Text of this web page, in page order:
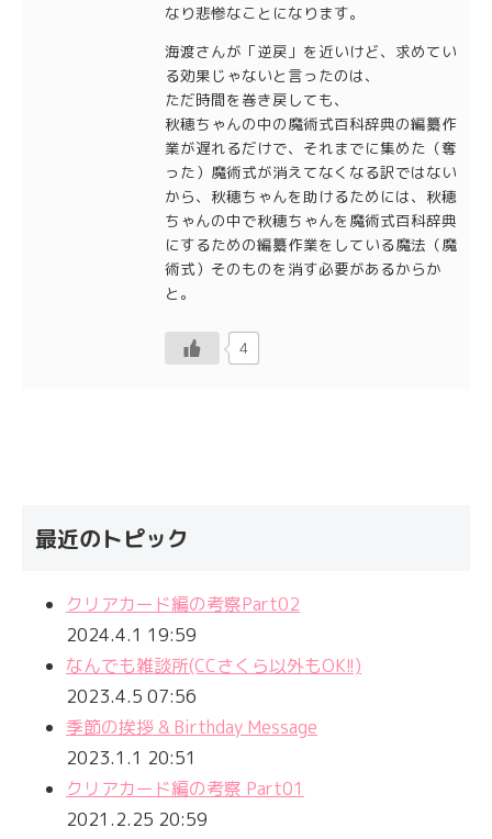
なり悲惨なことになります。
海渡さんが「逆戻」を近いけど、求めてい
る効果じゃないと言ったのは、
ただ時間を巻き戻しても、
秋穂ちゃんの中の魔術式百科辞典の編纂作
業が遅れるだけで、それまでに集めた（奪
った）魔術式が消えてなくなる訳ではない
から、秋穂ちゃんを助けるためには、秋穂
ちゃんの中で秋穂ちゃんを魔術式百科辞典
にするための編纂作業をしている魔法（魔
術式）そのものを消す必要があるからか
と。
4
最近のトピック
クリアカード編の考察Part02
2024.4.1 19:59
なんでも雑談所(CCさくら以外もOK!!)
2023.4.5 07:56
季節の挨拶 & Birthday Message
2023.1.1 20:51
クリアカード編の考察 Part01
2021.2.25 20:59